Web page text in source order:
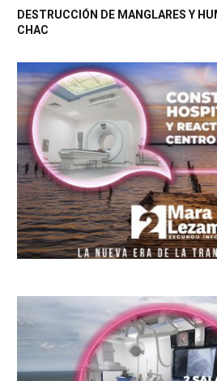
DESTRUCCIÓN DE MANGLARES Y
CHAC